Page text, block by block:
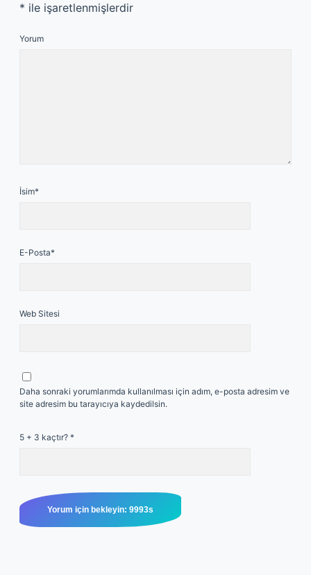
* ile işaretlenmişlerdir
Yorum
İsim*
E-Posta*
Web Sitesi
Daha sonraki yorumlarımda kullanılması için adım, e-posta adresim ve
site adresim bu tarayıcıya kaydedilsin.
5 + 3 kaçtır? *